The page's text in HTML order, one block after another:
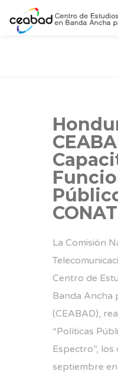
La Comisión
Centro de
Banda Ancha
(CEABAD),
“Políticas
Espectro”,
septiembre